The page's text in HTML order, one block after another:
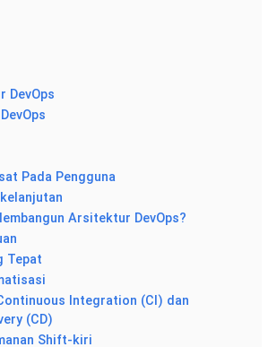
DevOps
Pada Pengguna
Arsitektur DevOps?
Tepat
Integration (CI) dan
(CD)
Shift-kiri